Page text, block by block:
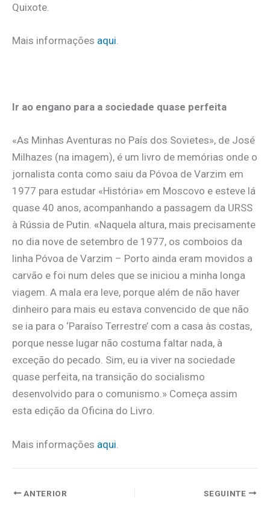
Quixote.
Mais informações aqui
Ir ao engano para a sociedade quase perfeita
«As Minhas Aventuras no País dos Sovietes», de José
Milhazes (na imagem), é um livro de memórias onde o
jornalista conta como saiu da Póvoa de Varzim em
1977 para estudar «História» em Moscovo e esteve lá
quase 40 anos, acompanhando a passagem da URSS
à Rússia de Putin. «Naquela altura, mais precisamente
no dia nove de setembro de 1977, os comboios da
linha Póvoa de Varzim – Porto ainda eram movidos a
carvão e foi num deles que se iniciou a minha longa
viagem. A mala era leve, porque além de não haver
dinheiro para mais eu estava convencido de que não
se ia para o ‘Paraíso Terrestre’ com a casa às costas,
porque nesse lugar não costuma faltar nada, à
exceção do pecado. Sim, eu ia viver na sociedade
quase perfeita, na transição do socialismo
desenvolvido para o comunismo.» Começa assim
esta edição da Oficina do Livro.
Mais informações aqui
ANTERIOR SEGUINTE